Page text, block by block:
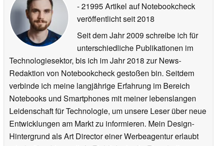
- 21995 Artikel auf Notebookcheck
veröffentlichtseit 2018
Seit dem Jahr 2009 schreibe ich für
unterschiedliche Publikationen im
Technologiesektor, bis ich im Jahr 2018 zur News-
Redaktion von Notebookcheck gestoßen bin. Seitdem
verbinde ich meine langjährige Erfahrung im Bereich
Notebooks und Smartphones mit meiner lebenslangen
Leidenschaft für Technologie, um unsere Leser über neue
Entwicklungen am Markt zu informieren. Mein Design-
Hintergrund als Art Director einer Werbeagentur erlaubt